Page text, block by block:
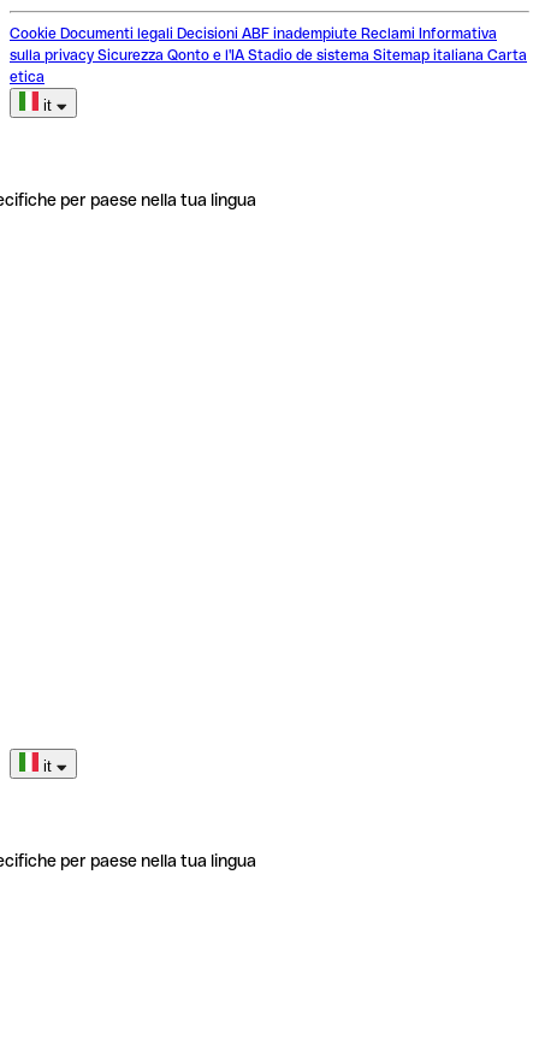
Cookie Documenti legali Decisioni ABF inadempiute Reclami Informativa
sulla privacy Sicurezza Qonto e l'IA Stadio de sistema Sitemap italiana Carta
etica
it
per paese nella tua lingua
it
per paese nella tua lingua